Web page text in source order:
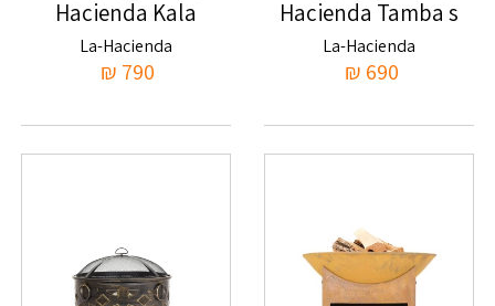
Hacienda Tamba s
La-Hacienda
690
₪
Hacienda Kala
La-Hacienda
790
₪